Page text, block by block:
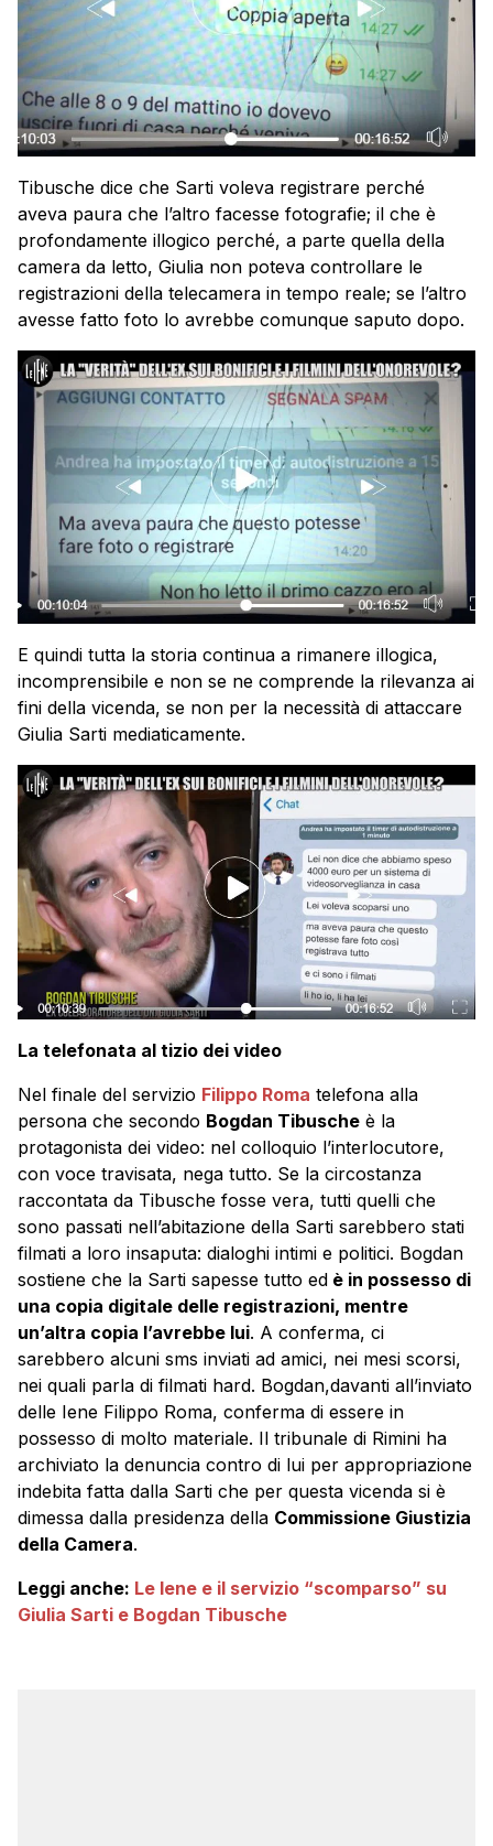
Tibusche dice che Sarti voleva registrare perché
aveva paura che l’altro facesse fotografie; il che è
profondamente illogico perché, a parte quella della
camera da letto, Giulia non poteva controllare le
registrazioni della telecamera in tempo reale; se l’altro
avesse fatto foto lo avrebbe comunque saputo dopo.
E quindi tutta la storia continua a rimanere illogica,
incomprensibile e non se ne comprende la rilevanza ai
fini della vicenda, se non per la necessità di attaccare
Giulia Sarti mediaticamente.
La telefonata al tizio dei video
Nel finale del servizio Filippo Roma telefona alla
persona che secondo Bogdan Tibusche è la
protagonista dei video: nel colloquio l’interlocutore,
con voce travisata, nega tutto. Se la circostanza
raccontata da Tibusche fosse vera, tutti quelli che
sono passati nell’abitazione della Sarti sarebbero stati
filmati a loro insaputa: dialoghi intimi e politici. Bogdan
sostiene che la Sarti sapesse tutto ed è in possesso di
una copia digitale delle registrazioni, mentre
un’altra copia l’avrebbe lui. A conferma, ci
sarebbero alcuni sms inviati ad amici, nei mesi scorsi,
nei quali parla di filmati hard. Bogdan,davanti all’inviato
delle Iene Filippo Roma, conferma di essere in
possesso di molto materiale. Il tribunale di Rimini ha
archiviato la denuncia contro di lui per appropriazione
indebita fatta dalla Sarti che per questa vicenda si è
dimessa dalla presidenza della Commissione Giustizia
della Camera.
Leggi anche: Le Iene e il servizio “scomparso” su
Giulia Sarti e Bogdan Tibusche